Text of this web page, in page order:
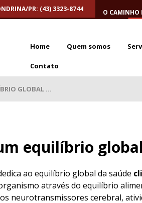
PR: (43) 3323-8744 O CAMINHO
Home Quem somos
Contato
GLOBAL ...
equilíbrio
ao equilíbrio global da saúde
através do equilíbrio
neurotransmissores cerebral,